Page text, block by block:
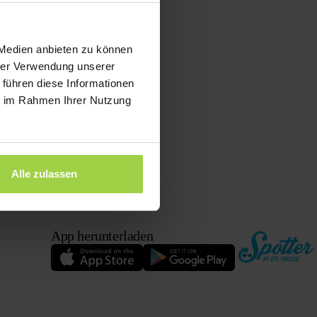
anbieten zu können
Verwendung unserer
diese Informationen
Rahmen Ihrer Nutzung
Alle zulassen
in einen USB-Anschluss,
dem Bildschirm erscheint. Nimm
Funktionen. Hier klickst du auf
wende dich bitte über das
App herunterladen